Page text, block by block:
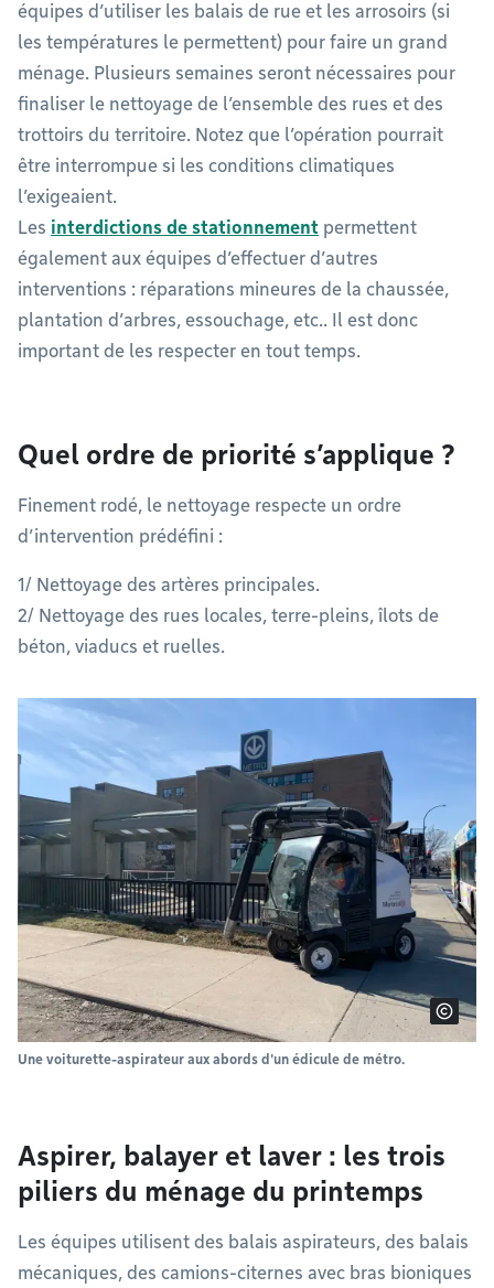
équipes d’utiliser les balais de rue et les arrosoirs (si
les températures le permettent) pour faire un grand
ménage. Plusieurs semaines seront nécessaires pour
finaliser le nettoyage de l’ensemble des rues et des
trottoirs du territoire. Notez que l’opération pourrait
être interrompue si les conditions climatiques
l’exigeaient.
Les interdictions de stationnement permettent
également aux équipes d’effectuer d’autres
interventions : réparations mineures de la chaussée,
plantation d’arbres, essouchage, etc.. Il est donc
important de les respecter en tout temps.
Quel ordre de priorité s’applique ?
Finement rodé, le nettoyage respecte un ordre
d’intervention prédéfini :
1/ Nettoyage des artères principales.
2/ Nettoyage des rues locales, terre-pleins, îlots de
béton, viaducs et ruelles.
Une voiturette-aspirateur aux abords d'un édicule de métro.
Aspirer, balayer et laver : les trois
piliers du ménage du printemps
Les équipes utilisent des balais aspirateurs, des balais
mécaniques, des camions-citernes avec bras bioniques